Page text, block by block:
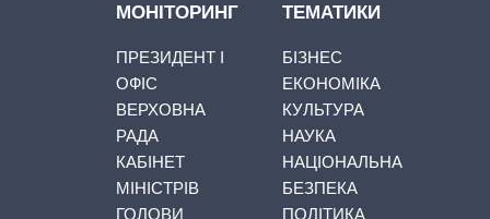
МОНІТОРИНГ
ПРЕЗИДЕНТ І
ОФІС
ВЕРХОВНА
РАДА
КАБІНЕТ
МІНІСТРІВ
ГОЛОВИ
ТЕМАТИКИ
БІЗНЕС
ЕКОНОМІКА
КУЛЬТУРА
НАУКА
НАЦІОНАЛЬНА
БЕЗПЕКА
ПОЛІТИКА